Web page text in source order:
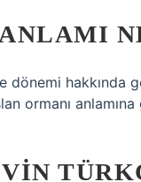
dönemi hakkında
ormanı